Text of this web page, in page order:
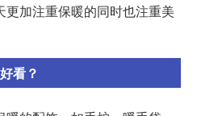
加注重保暖的同时也注重美
看？